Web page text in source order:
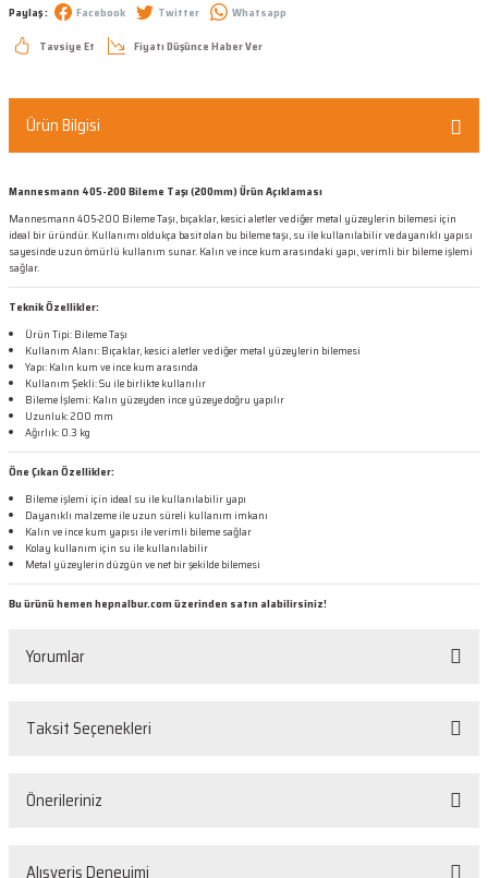
Paylaş : Facebook Twitter
Whatsapp
Tavsiye Et
Fiyatı Düşünce Haber Ver
Ürün Bilgisi
Mannesmann 405-200 Bileme Taşı (200mm) Ürün Açıklaması
Mannesmann 405-200 Bileme Taşı, bıçaklar, kesici aletler ve diğer metal yüzeylerin bilemesi için
ideal bir üründür. Kullanımı oldukça basit olan bu bileme taşı, su ile kullanılabilir ve dayanıklı yapısı
sayesinde uzun ömürlü kullanım sunar. Kalın ve ince kum arasındaki yapı, verimli bir bileme işlemi
sağlar.
Teknik Özellikler:
Ürün Tipi: Bileme Taşı
Kullanım Alanı: Bıçaklar, kesici aletler ve diğer metal yüzeylerin bilemesi
Yapı: Kalın kum ve ince kum arasında
Kullanım Şekli: Su ile birlikte kullanılır
Bileme İşlemi: Kalın yüzeyden ince yüzeye doğru yapılır
Uzunluk: 200 mm
Ağırlık: 0.3 kg
Öne Çıkan Özellikler:
Bileme işlemi için ideal su ile kullanılabilir yapı
Dayanıklı malzeme ile uzun süreli kullanım imkanı
Kalın ve ince kum yapısı ile verimli bileme sağlar
Kolay kullanım için su ile kullanılabilir
Metal yüzeylerin düzgün ve net bir şekilde bilemesi
Bu ürünü hemen hepnalbur.com üzerinden satın alabilirsiniz!
Yorumlar
Taksit Seçenekleri
Önerileriniz
Bu ürünün fiyat bilgisi, resim, ürün açıklamalarında ve diğer konularda
Alışveriş Deneyimi